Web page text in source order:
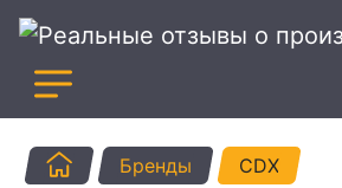
ГлавнаяБренды CDX